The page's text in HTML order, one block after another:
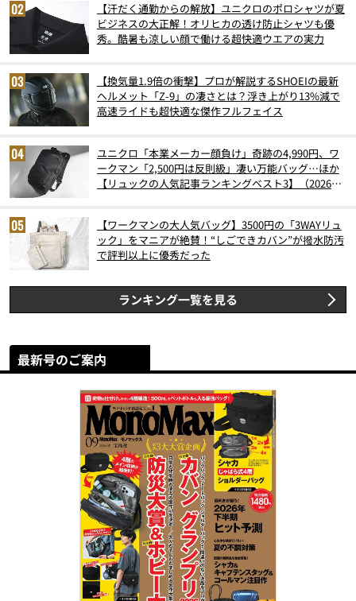
【汗だく通勤からの解放】ユニクロのポロシャツが夏
ビジネスの大正解！オリヒカの透け防止シャツも優
秀。酷暑も涼しい顔で働ける超快適ウエアの実力
【換気量1.9倍の衝撃】プロが解説するSHOEIの最新
ヘルメット「Z-9」の凄さとは？浮き上がり13%減で
高速ライドも超快適な傑作フルフェイス
ユニクロ「本業メーカー顔負け」奇跡の4,990円、ワ
ークマン「2,500円は反則級」凄い万能バッグ…ほか
【リュックの人気記事ランキングベスト3】（2026年
【ワークマンの大人気バッグ】3500円の「3WAYリュ
ック」をマニアが絶賛！“しごできカバン”が撥水防汚
で評判以上に優秀だった
ランキング一覧を見る
最新号のご案内